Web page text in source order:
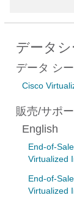
データ
データ シ
Cisco
販売/サポ
English
End-of-
Virtualized
End-of-
Virtualized